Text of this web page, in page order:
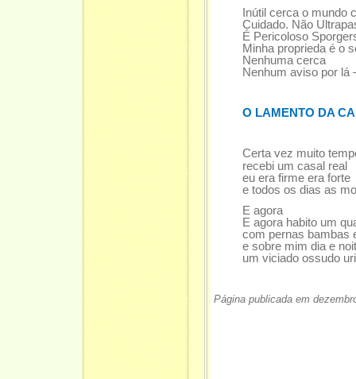
Inútil cerca o mundo
Cuidado. Não
É Pericoloso
Minha proprieda é o
Nenhuma cerca
Nenhum aviso por
O LAMENTO DA
Certa vez muito
recebi um casal real
eu era firme era forte
e todos os dias as
E agora
E agora habito um
com pernas bambas e
e sobre mim dia e
um viciado ossudo
Página publicada em